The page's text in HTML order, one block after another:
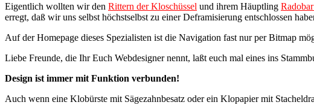
Eigentlich wollten wir den Rittern der Kloschüssel und ihrem Häuptling
erregt, daß wir uns selbst höchstselbst zu einer Deframisierung entschlossen
Auf der Homepage dieses Spezialisten ist die Navigation fast nur per Bitmap
Liebe Freunde, die Ihr Euch Webdesigner nennt, laßt euch mal eines ins
Design ist immer mit Funktion verbunden!
Auch wenn eine Klobürste mit Sägezahnbesatz oder ein Klopapier mit